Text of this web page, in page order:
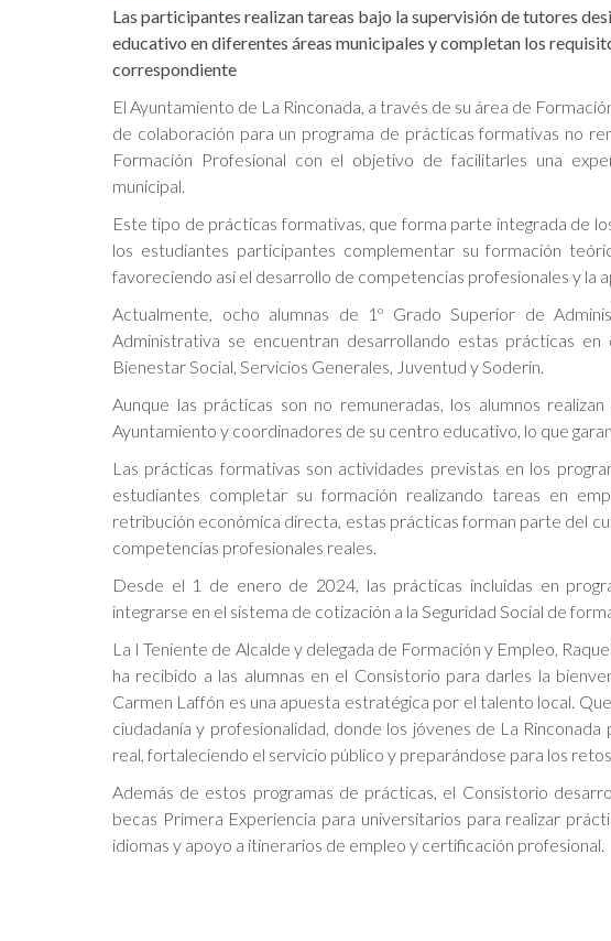
Las participantes realizan tareas bajo la supervisión de tutores
educativo en diferentes áreas municipales y completan los
correspondiente
El Ayuntamiento de La Rinconada, a través de su área de
de colaboración para un programa de prácticas formativas no
Formación Profesional con el objetivo de facilitarles una
municipal.
Este tipo de prácticas formativas, que forma parte integrada de
los estudiantes participantes complementar su formación
favoreciendo así el desarrollo de competencias profesionales y la
Actualmente, ocho alumnas de 1º Grado Superior de
Administrativa se encuentran desarrollando estas prácticas
Bienestar Social, Servicios Generales, Juventud y Soderin.
Aunque las prácticas son no remuneradas, los alumnos
Ayuntamiento y coordinadores de su centro educativo, lo que
Las prácticas formativas son actividades previstas en los
estudiantes completar su formación realizando tareas en
retribución económica directa, estas prácticas forman parte del
competencias profesionales reales.
Desde el 1 de enero de 2024, las prácticas incluidas en
integrarse en el sistema de cotización a la Seguridad Social de
La I Teniente de Alcalde y delegada de Formación y Empleo,
ha recibido a las alumnas en el Consistorio para darles la
Carmen Laffón es una apuesta estratégica por el talento local.
ciudadanía y profesionalidad, donde los jóvenes de La
real, fortaleciendo el servicio público y preparándose para los
Además de estos programas de prácticas, el Consistorio
becas Primera Experiencia para universitarios para realizar
idiomas y apoyo a itinerarios de empleo y certificación profesional.